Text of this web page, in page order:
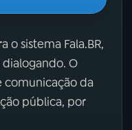
o sistema Fala.BR,
dialogando. O
comunicação da
pública, por